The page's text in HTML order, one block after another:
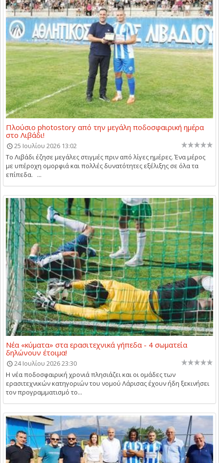
Πλούσιο photostory από την μεγάλη ποδοσφαιρική ημέρα
στο Λιβάδι!
25 Ιουλίου 2026 13:02
Το Λιβάδι έζησε μεγάλες στιγμές πριν από λίγες ημέρες. Ένα μέρος
με υπέροχη ομορφιά και πολλές δυνατότητες εξέλιξης σε όλα τα
επίπεδα. ...
Νέα «κύματα» στα ερασιτεχνικά γήπεδα - 4 σωματεία
δηλώνουν έτοιμα!
24 Ιουλίου 2026 23:30
Η νέα ποδοσφαιρική χρονιά πλησιάζει και οι ομάδες των
ερασιτεχνικών κατηγοριών του νομού Λάρισας έχουν ήδη ξεκινήσει
τον προγραμματισμό το...